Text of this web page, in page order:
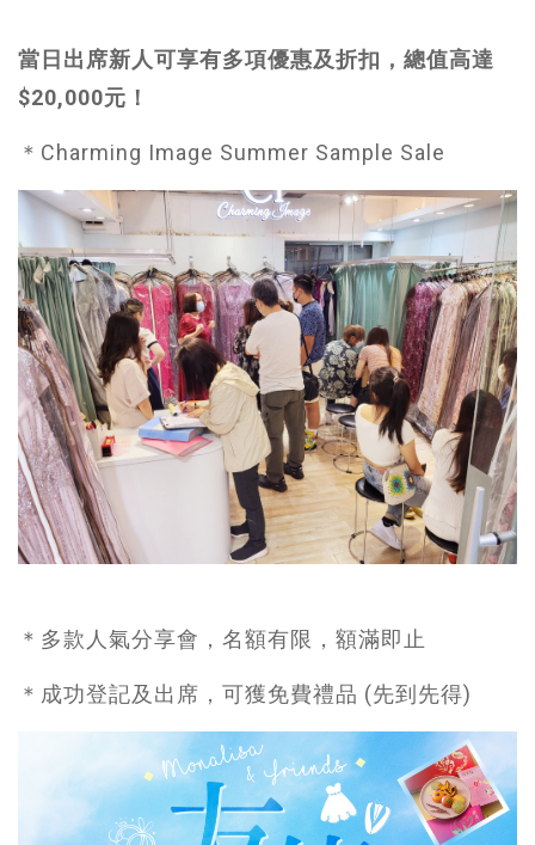
當日出席新人可享有多項優惠及折扣，總值高達
$20,000元！
＊Charming Image Summer Sample Sale
＊多款人氣分享會，名額有限，額滿即止
＊成功登記及出席，可獲免費禮品 (先到先得)